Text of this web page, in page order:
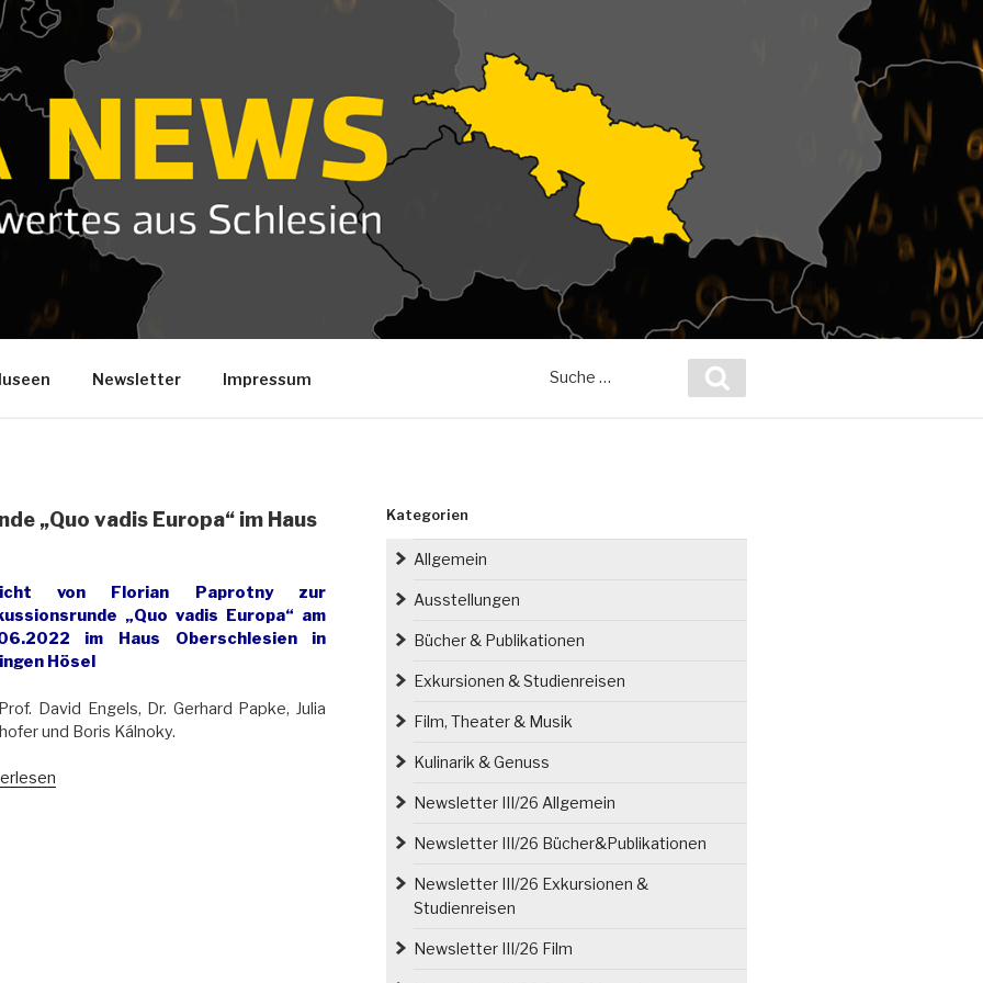
Newsletter Impressum
nach:
„Quo vadis Europa“ im Haus
von Florian Paprotny zur
„Quo vadis Europa“ am
im Haus Oberschlesien in
Hösel
David Engels, Dr. Gerhard Papke, Julia
und Boris Kálnoky.
Kategorien
Allgemein
Ausstellungen
Bücher & Publikationen
Exkursionen & Studienreisen
Film, Theater & Musik
Kulinarik & Genuss
Newsletter III/26 Allgemein
Newsletter III/26 Bücher&Publikationen
Newsletter III/26 Exkursionen &
Studienreisen
Newsletter III/26 Film